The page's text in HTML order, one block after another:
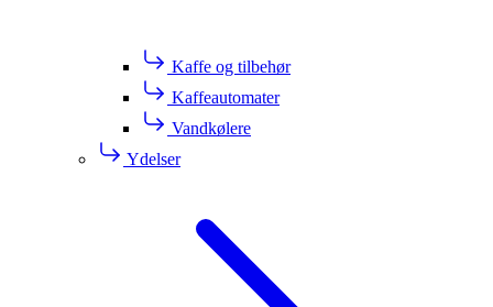
Kaffe og tilbehør
Kaffeautomater
Vandkølere
Ydelser